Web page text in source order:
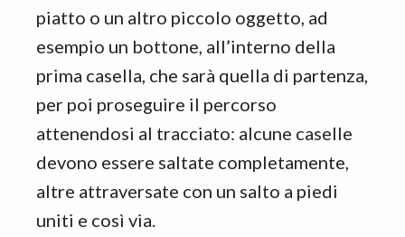
piatto o un altro piccolo oggetto, ad
esempio un bottone, all’interno della
prima casella, che sarà quella di partenza,
per poi proseguire il percorso
attenendosi al tracciato: alcune caselle
devono essere saltate completamente,
altre attraversate con un salto a piedi
uniti e così via.